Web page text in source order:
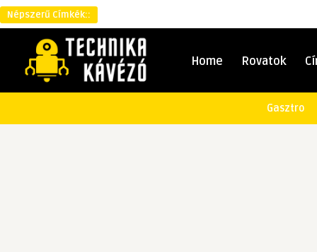
Népszerű Címkék::
Home Rovatok
Gasztro